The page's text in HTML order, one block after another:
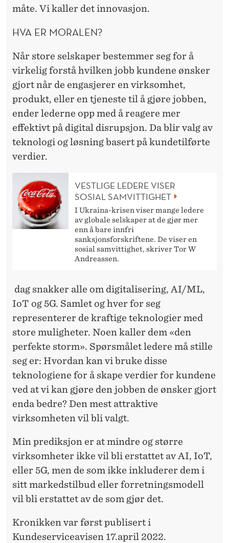
måte. Vi kaller det innovasjon.
HVA ER MORALEN?
Når store selskaper bestemmer seg for å
virkelig forstå hvilken jobb kundene ønsker
gjort når de engasjerer en virksomhet,
produkt, eller en tjeneste til å gjøre jobben,
ender lederne opp med å reagere mer
effektivt på digital disrupsjon. Da blir valg av
teknologi og løsning basert på kundetilførte
verdier.
VESTLIGE LEDERE VISER
SOSIAL SAMVITTIGHET
I Ukraina-krisen viser mange ledere
av globale selskaper at de gjør mer
enn å bare innfri
sanksjonsforskriftene. De viser en
sosial samvittighet, skriver Tor W
Andreassen.
dag snakker alle om digitalisering, AI/ML,
IoT og 5G. Samlet og hver for seg
representerer de kraftige teknologier med
store muligheter. Noen kaller dem «den
perfekte storm». Spørsmålet ledere må stille
seg er: Hvordan kan vi bruke disse
teknologiene for å skape verdier for kundene
ved at vi kan gjøre den jobben de ønsker gjort
enda bedre? Den mest attraktive
virksomheten vil bli valgt.
Min prediksjon er at mindre og større
virksomheter ikke vil bli erstattet av AI, IoT,
eller 5G, men de som ikke inkluderer dem i
sitt markedstilbud eller forretningsmodell
vil bli erstattet av de som gjør det.
Kronikken var først publisert i
Kundeserviceavisen 17.april 2022.